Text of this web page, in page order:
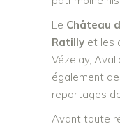
Le Château
Ratilly et les
Vézelay,
également
reportages
Avant toute